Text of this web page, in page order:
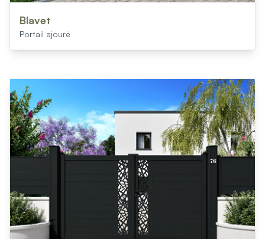
Blavet
Portail ajouré